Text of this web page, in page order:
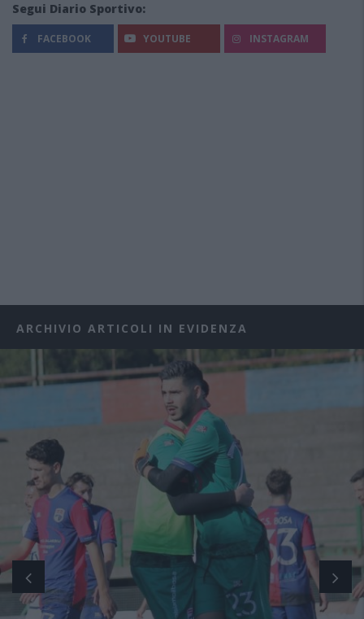
Segui Diario Sportivo:
FACEBOOK YOUTUBE INSTAGRAM
ARCHIVIO ARTICOLI IN EVIDENZA